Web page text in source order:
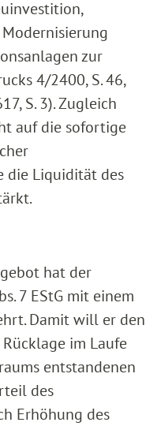
zur
4/2400, S. 46,
S. 3). Zugleich
auf die sofortige
die Liquidität des
hat der
7 EStG mit einem
Damit will er den
im Laufe
entstandenen
des
Erhöhung des